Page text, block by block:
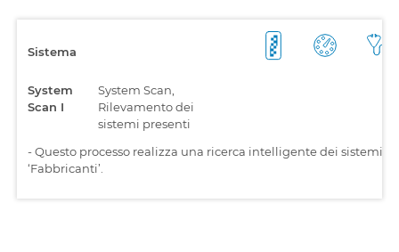
Sistema
System
Scan I
System Scan,
Rilevamento dei
sistemi presenti
-Questo processo realizza una ricerca intelligente dei sistemi
‘Fabbricanti’.